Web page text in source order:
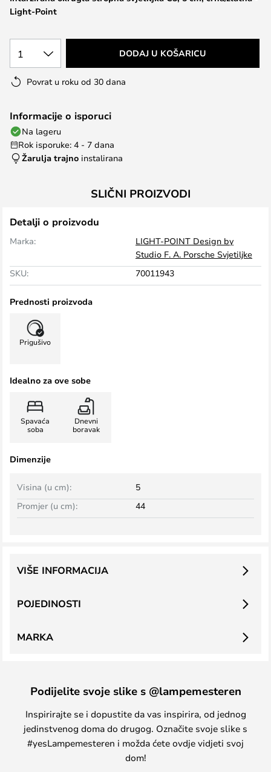
Light-Point
1 DODAJ U KOŠARICU
Povrat u roku od 30 dana
Informacije o isporuci
Na lageru
Rok isporuke: 4 - 7 dana
Žarulja trajno instalirana
SLIČNI PROIZVODI
Detalji o proizvodu
Marka:
LIGHT-POINT Design by
Studio F. A. Porsche Svjetiljke
SKU:
70011943
Prednosti proizvoda
Prigušivo
Idealno za ove sobe
Spavaća
soba
Dnevni
boravak
Dimenzije
Visina (u cm):
5
Promjer (u cm):
44
POJEDINOSTI
VIŠE INFORMACIJA
MARKA
Podijelite svoje slike s @lampemesteren
Inspirirajte se i dopustite da vas inspirira, od jednog
jedinstvenog doma do drugog. Označite svoje slike s
#yesLampemesteren i možda ćete ovdje vidjeti svoj
dom!